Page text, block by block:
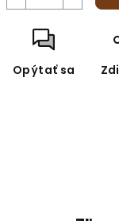
Opýtať sa